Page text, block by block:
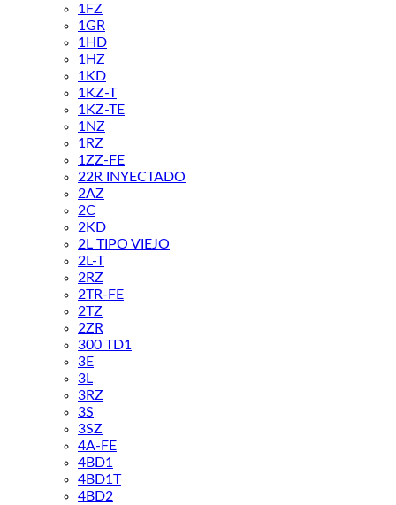
1FZ
1GR
1HD
1HZ
1KD
1KZ-T
1KZ-TE
1NZ
1RZ
1ZZ-FE
22R INYECTADO
2AZ
2C
2KD
2L TIPO VIEJO
2L-T
2RZ
2TR-FE
2TZ
2ZR
300 TD1
3E
3L
3RZ
3S
3SZ
4A-FE
4BD1
4BD1T
4BD2